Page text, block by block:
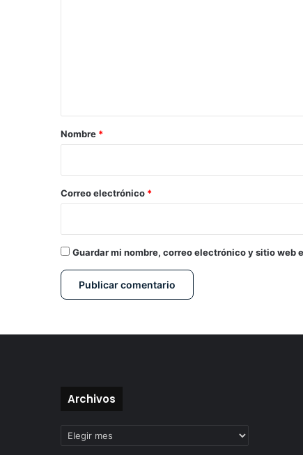
r
*
Nombre *
Correo electrónico *
Guardar mi nombre, correo electrónico y sitio web
Archivos